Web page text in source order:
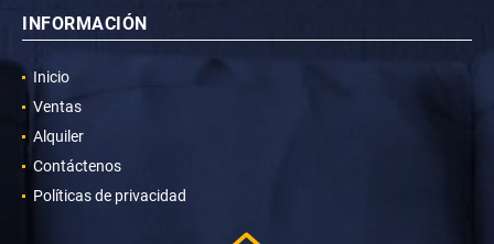
INFORMACIÓN
Inicio
Ventas
Alquiler
Contáctenos
Políticas de privacidad